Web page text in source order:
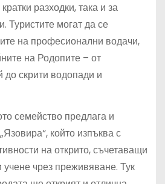
разходки, така и за
Туристите могат да се
на професионални водачи,
на Родопите – от
скрити водопади и
семейство предлага и
който изпъква с
на открито, съчетаващи
учене чрез преживяване. Тук